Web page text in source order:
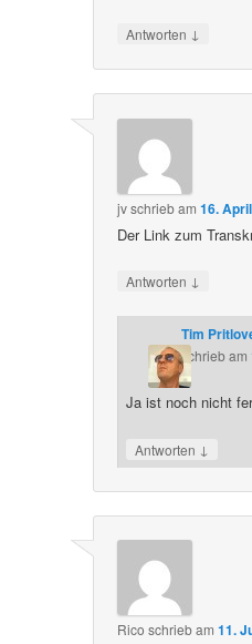
Antworten ↓
jvschriebam16.
Der Link zum
Antworten ↓
Tim
schriebam
Ja ist noch nicht
Antworten ↓
Rico schriebam11.